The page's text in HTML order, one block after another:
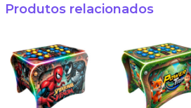
Produtos relacionados